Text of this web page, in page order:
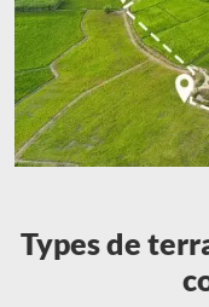
Types de